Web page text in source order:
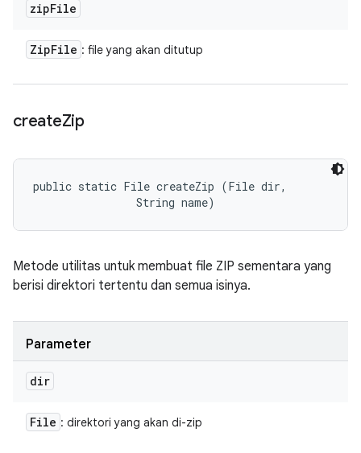
zipFile
ZipFile : file yang akan ditutup
createZip
public static File createZip (File dir,
                String name)
Metode utilitas untuk membuat file ZIP sementara yang
berisi direktori tertentu dan semua isinya.
Parameter
dir
File : direktori yang akan di-zip